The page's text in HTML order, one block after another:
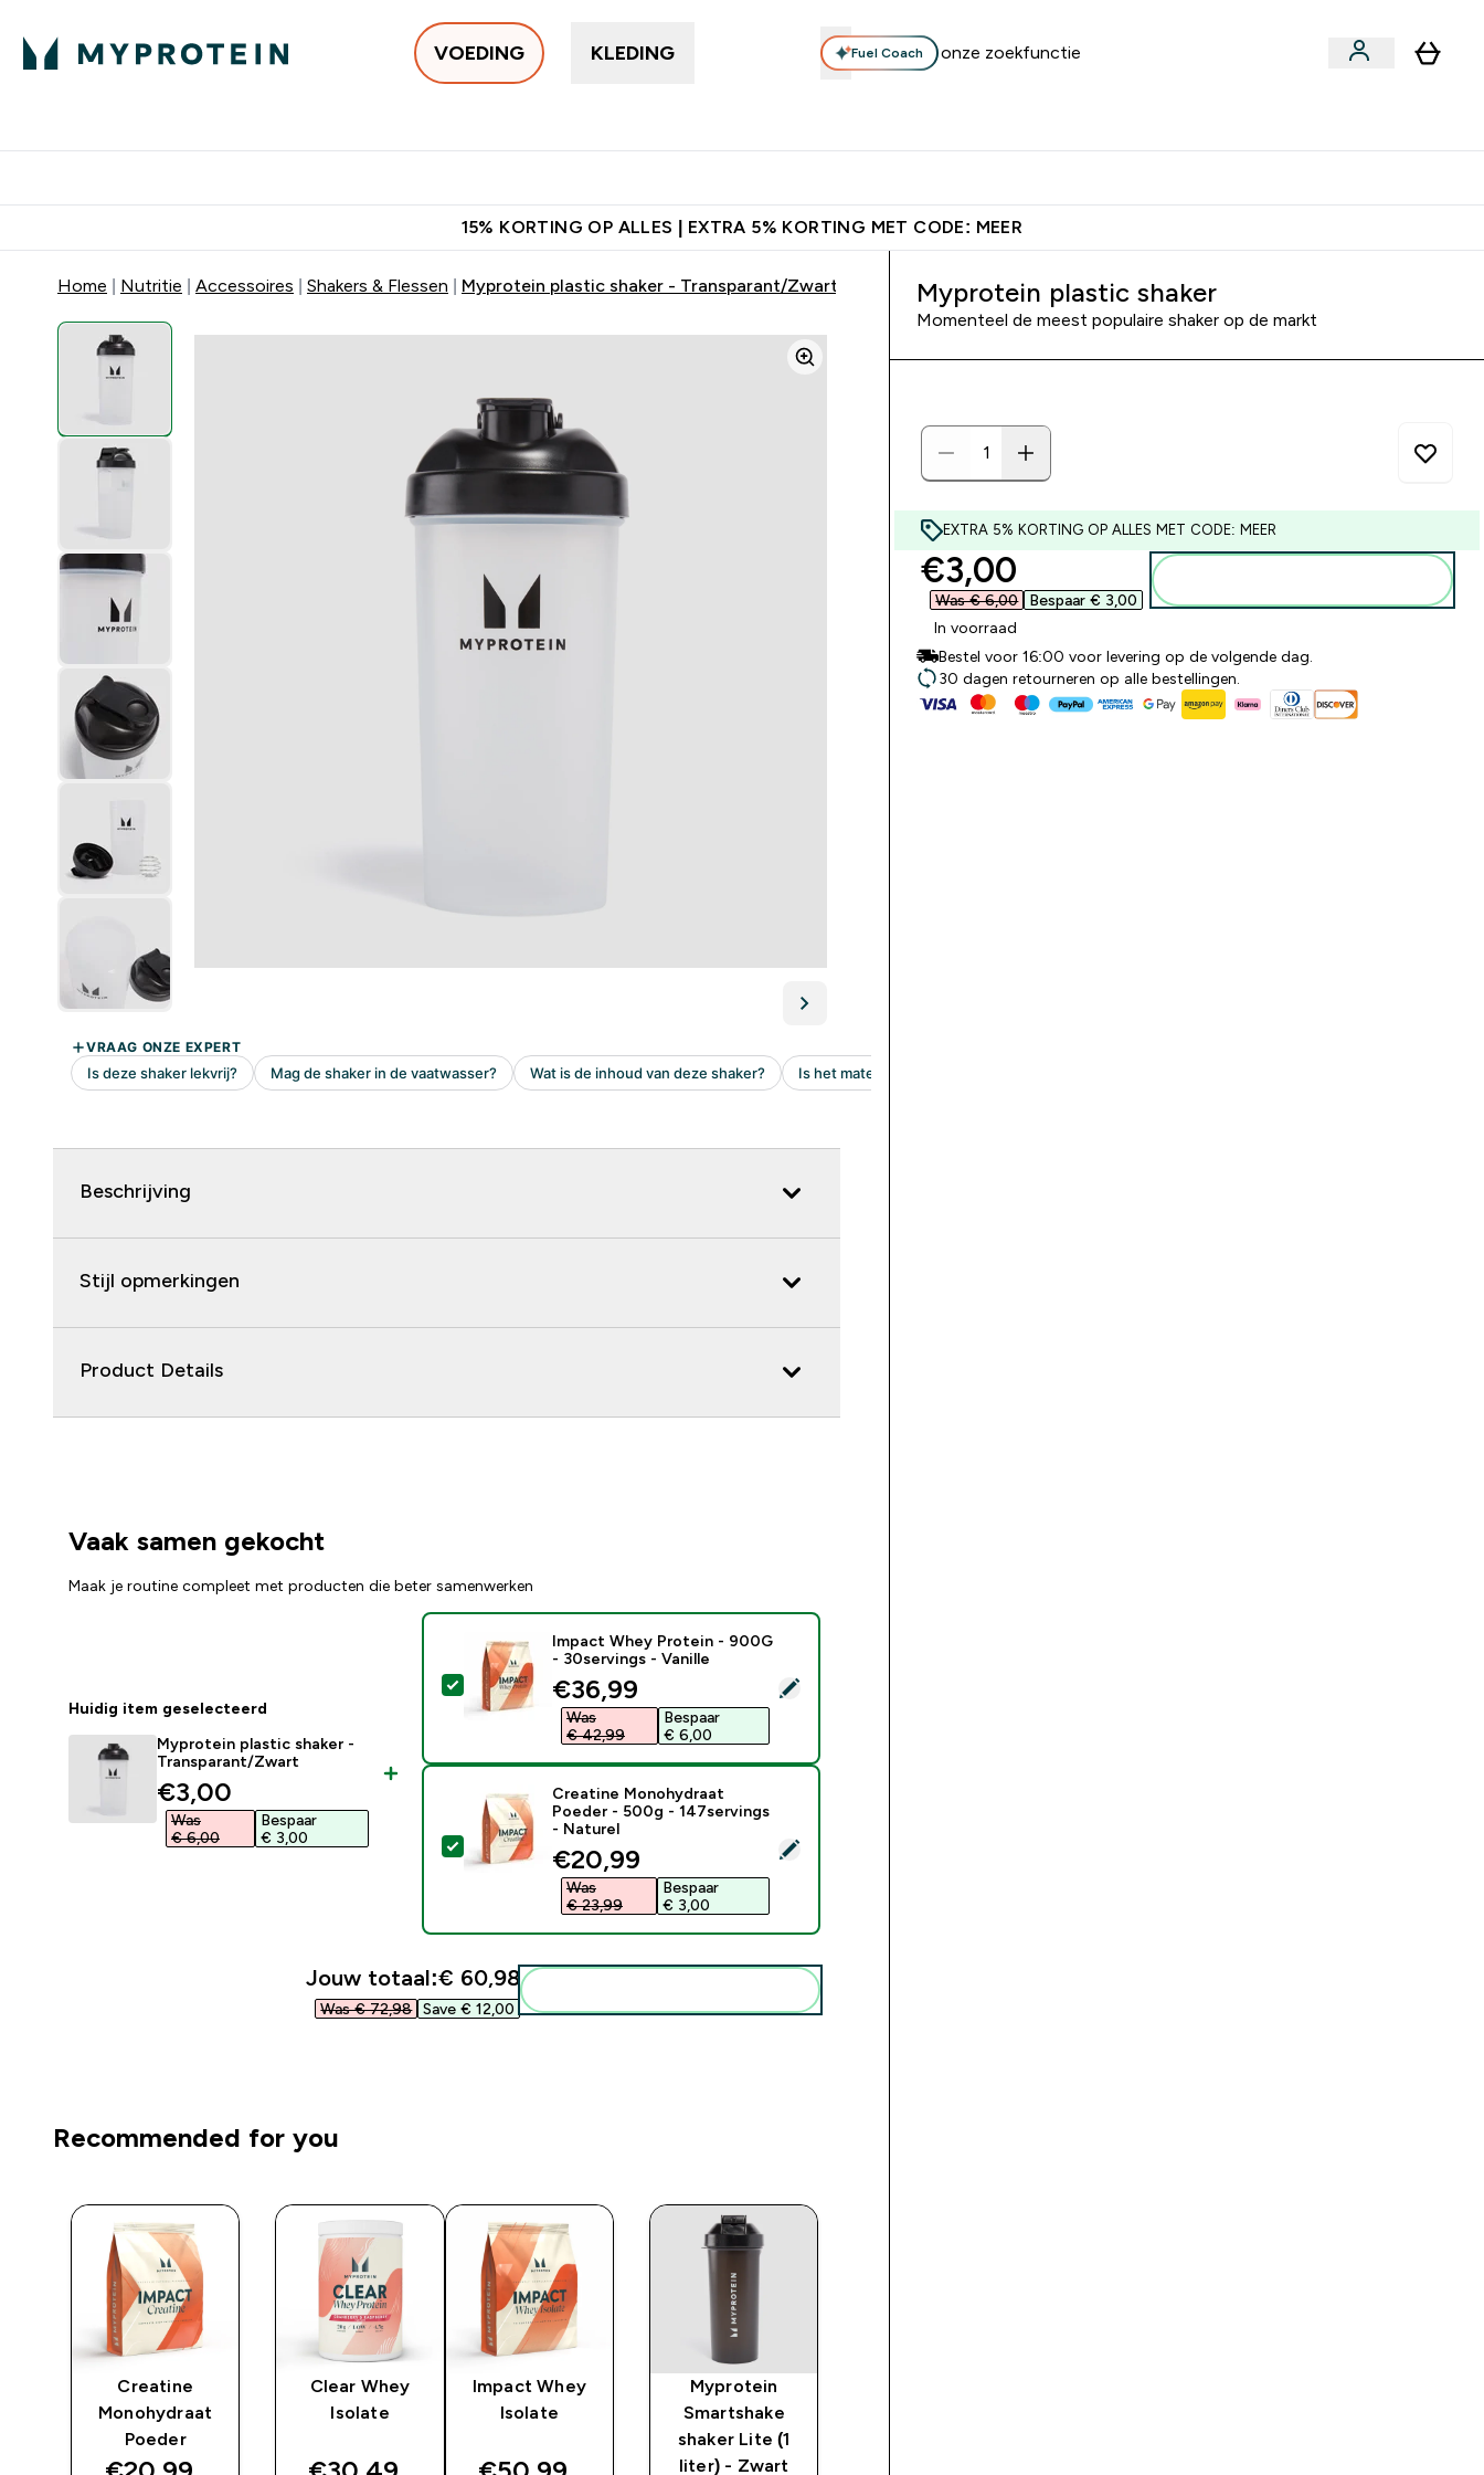
VOEDING KLEDING Fuel Coach
15% KORTING OP ALLES | EXTRA 5% KORTING MET CODE: MEER
Home Nutritie Accessoires Shakers & Flessen Myprotein plastic shaker - Transparant/Zwart
Beschrijving
Stijl opmerkingen
Product Details
Vaak samen gekocht
Maak je routine compleet met producten die beter samenwerken
Huidig item geselecteerd
Myprotein plastic shaker -
Transparant/Zwart
discounted price
€3,00‎
Was
€ 6,00‎
Bespaar
€ 3,00‎
Selecteer dit product - Impact Whey Protein - 900G - 30servings - Vanille
Impact Whey Protein - 900G
- 30servings - Vanille
discounted price
€36,99‎
Was
€ 42,99‎
Bespaar
€ 6,00‎
Selecteer dit product - Creatine Monohydraat Poeder - 500g - 147servings - Naturel
Creatine Monohydraat
Poeder - 500g - 147servings
- Naturel
discounted price
€20,99‎
Was
€ 23,99‎
Bespaar
€ 3,00‎
Jouw totaal:€ 60,98‎
Was € 72,98‎ Save € 12,00‎
Recommended for you
Creatine
Monohydraat
Poeder
discounted price
Clear Whey
Isolate
discounted price
Impact Whey
Isolate
discounted price
Myprotein
Smartshake
shaker Lite (1
liter) - Zwart
Myprotein plastic shaker
Momenteel de meest populaire shaker op de markt
EXTRA 5% KORTING OP ALLES MET CODE: MEER
discounted price
€3,00‎
Was € 6,00‎ Bespaar € 3,00‎
In voorraad
Bestel voor 16:00 voor levering op de volgende dag.
30 dagen retourneren op alle bestellingen.